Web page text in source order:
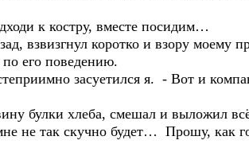
к костру, вместе посидим…
взвизгнул коротко и взору моему
его поведению.
засуетился я. - Вот и
булки хлеба, смешал и выложил
не так скучно будет… Прошу,